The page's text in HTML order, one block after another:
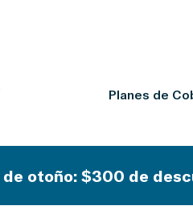
Planes de
de otoño: $300 de